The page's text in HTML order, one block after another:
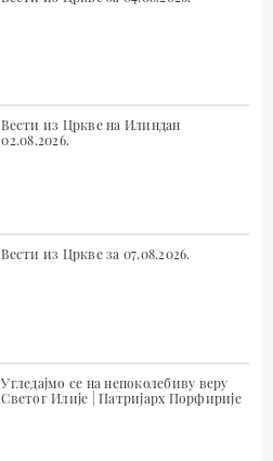
Вести из Цркве на Илиндан
02.08.2026.
Вести из Цркве за 07.08.2026.
Угледајмо се на непоколебиву веру
Светог Илије | Патријарх Порфирије